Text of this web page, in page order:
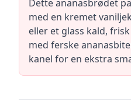
Dette ananasbrødet
med en kremet
eller et glass kald,
med ferske
kanel for en ekstra